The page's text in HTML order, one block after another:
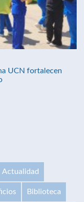
UCN fortalecen
Actualidad
Biblioteca